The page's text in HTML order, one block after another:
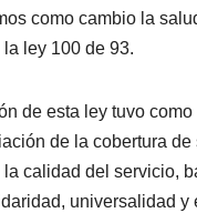
como cambio la
ley 100 de 93.
de esta ley tuvo
de la cobertura de
la calidad del servicio,
universalidad y